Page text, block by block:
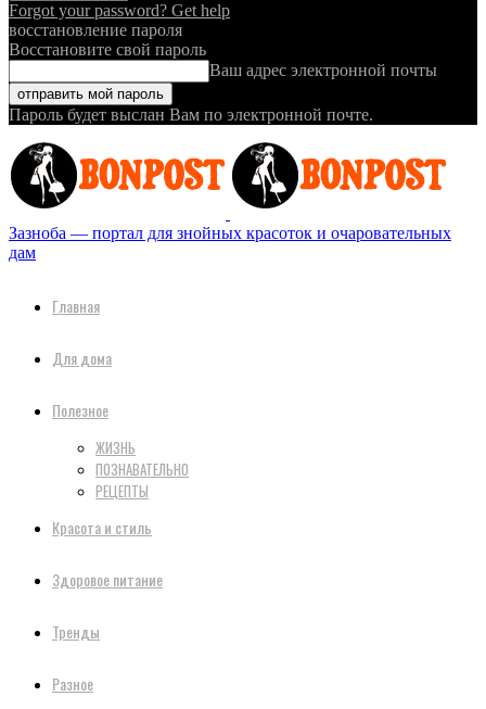
Forgot your password? Get help
восстановление пароля
Восстановите свой пароль
Ваш адрес электронной почты
Пароль будет выслан Вам по электронной почте.
Зазноба — портал для знойных красоток и очаровательных
дам
Главная
Для дома
Полезное
ЖИЗНЬ
ПОЗНАВАТЕЛЬНО
РЕЦЕПТЫ
Красота и стиль
Здоровое питание
Тренды
Разное